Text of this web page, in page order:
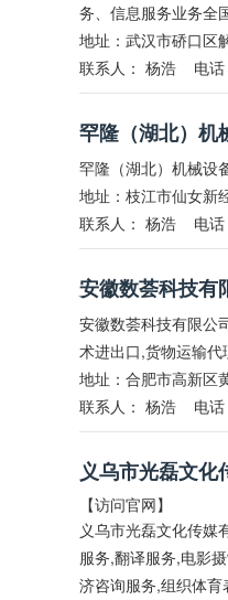
务、信息服务业务全
地址：武汉市硚口区
联系人： 杨浩 电话
罕隆（湖北）机
罕隆（湖北）机械设
地址：枝江市仙女新
联系人： 杨浩 电话
安徽数荟科技有
安徽数荟科技有限公
术进出口,货物运输代
地址：合肥市高新区
联系人： 杨浩 电话
义乌市光磊文化
【访问官网】
义乌市光磊文化传媒
服务,翻译服务,电影
济咨询服务,组织体